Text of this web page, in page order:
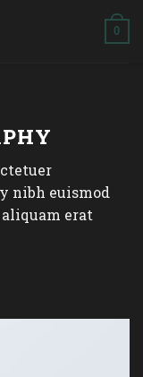
0
nibh euismod
erat